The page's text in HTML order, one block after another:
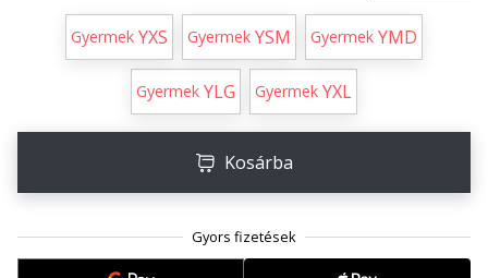
újdonságokat
3 perces olvasási idő
Légy
Gyermek YXS Gyermek YSM Gyermek YMD
Gyermek YLG Gyermek YXL
Kosárba